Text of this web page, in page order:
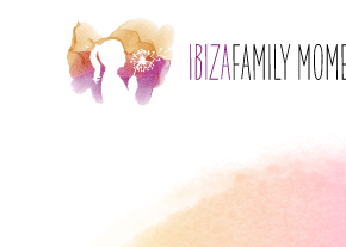
Zum Hauptinhalt springen